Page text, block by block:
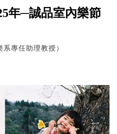
年─誠品室內樂節
專任助理教授）